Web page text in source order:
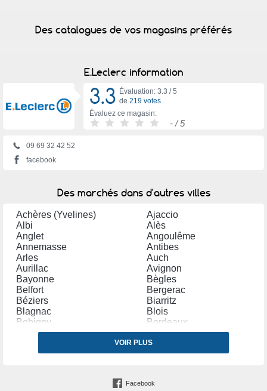
Des catalogues de vos magasins préférés
E.Leclerc information
3.3 Évaluation: 3.3 /5
de 219 votes
Évaluez ce magasin:
- / 5
09 69 32 42 52
facebook
Des marchés dans d'autres villes
Achères (Yvelines)
Ajaccio
Albi
Alès
Anglet
Angoulême
Annemasse
Antibes
Arles
Auch
Aurillac
Avignon
Bayonne
Bègles
Belfort
Bergerac
Béziers
Biarritz
Blagnac
Blois
Bobigny
Bordeaux
Bourg en Bresse
Bourges
Bourgoin Jallieu
Bressuire
Brive la Gaillarde
Castres (Tarn)
VOIR PLUS
Facebook